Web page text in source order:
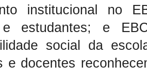
institucional no
e estudantes; e
social da
e docentes